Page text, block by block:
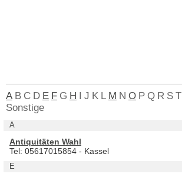
A B C D E F G H I J K L M N O P Q R S T
Sonstige
A
Antiquitäten Wahl
Tel: 05617015854 - Kassel
E